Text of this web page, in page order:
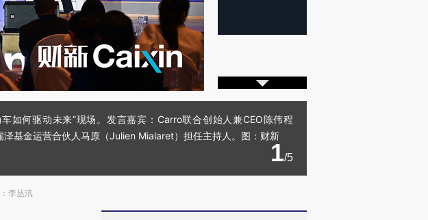
如何驱动未来”现场。发言嘉宾：Carro联合创始人兼CEO陈伟程
基金运营合伙人马原（Julien Mialaret）担任主持人。图：财新
1/5
李丛汛